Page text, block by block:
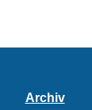
Archiv